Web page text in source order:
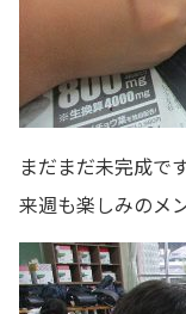
まだまだ未完成で
来週も楽しみのメ